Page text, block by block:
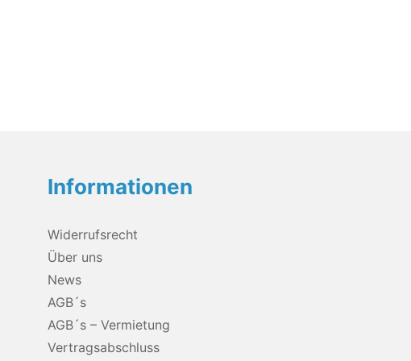
Informationen
Widerrufsrecht
Über uns
News
AGB´s
AGB´s – Vermietung
Vertragsabschluss